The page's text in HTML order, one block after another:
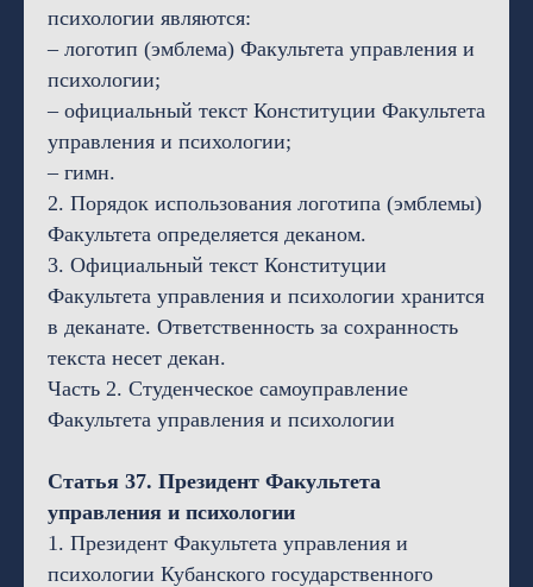
психологии являются:
– логотип (эмблема) Факультета управления и
психологии;
– официальный текст Конституции Факультета
управления и психологии;
– гимн.
2. Порядок использования логотипа (эмблемы)
Факультета определяется деканом.
3. Официальный текст Конституции
Факультета управления и психологии хранится
в деканате. Ответственность за сохранность
текста несет декан.
Часть 2. Студенческое самоуправление
Факультета управления и психологии
Статья 37. Президент Факультета
управления и психологии
1. Президент Факультета управления и
психологии Кубанского государственного